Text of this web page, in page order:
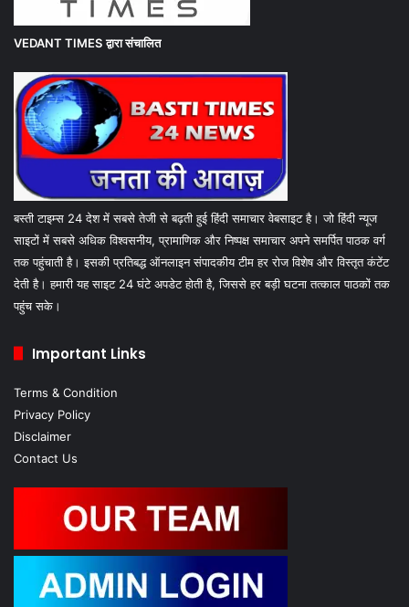
VEDANT TIMES द्वारा संचालित
बस्ती टाइम्स 24 देश में सबसे तेजी से बढ़ती हुई हिंदी समाचार वेबसाइट है। जो हिंदी न्यूज
साइटों में सबसे अधिक विश्वसनीय, प्रामाणिक और निष्पक्ष समाचार अपने समर्पित पाठक वर्ग
तक पहुंचाती है। इसकी प्रतिबद्ध ऑनलाइन संपादकीय टीम हर रोज विशेष और विस्तृत कंटेंट
देती है। हमारी यह साइट 24 घंटे अपडेट होती है, जिससे हर बड़ी घटना तत्काल पाठकों तक
पहुंच सके।
Important Links
Terms & Condition
Privacy Policy
Disclaimer
Contact Us